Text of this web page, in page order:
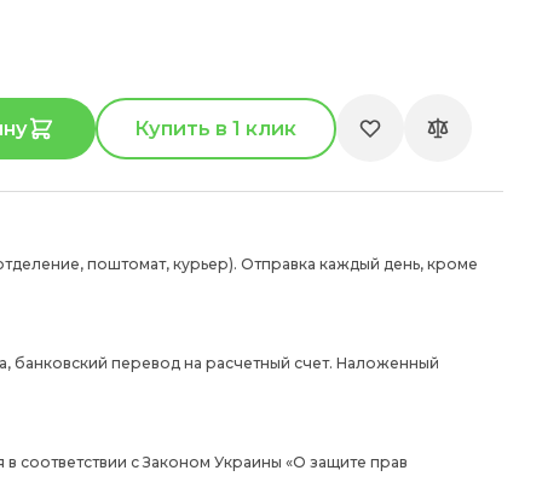
Купить в 1 клик
поштомат, курьер). Отправка каждый день, кроме
банковский перевод на расчетный счет. Наложенный
соответствии с Законом Украины «О защите прав